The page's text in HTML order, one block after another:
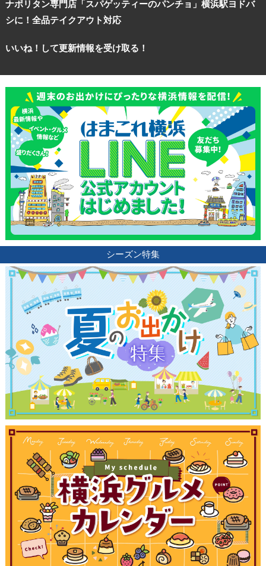
ナポリタン専門店「スパゲッティーのパンチョ」横浜駅ヨドバ
シに！全品テイクアウト対応
いいね！して更新情報を受け取る！
シーズン特集
観光ガイド
ランキング